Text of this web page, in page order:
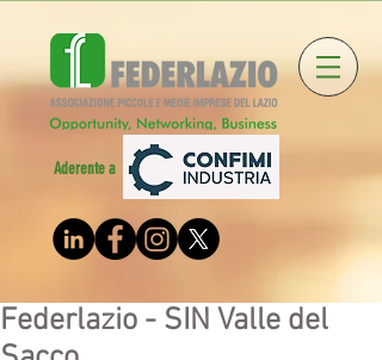
Aderente a
Federlazio - SIN Valle del